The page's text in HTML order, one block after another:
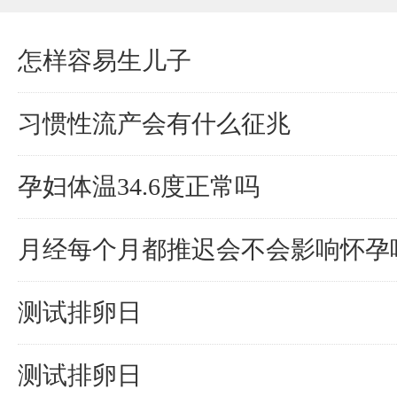
怎样容易生儿子
习惯性流产会有什么征兆
孕妇体温34.6度正常吗
月经每个月都推迟会不会影响怀孕
测试排卵日
测试排卵日